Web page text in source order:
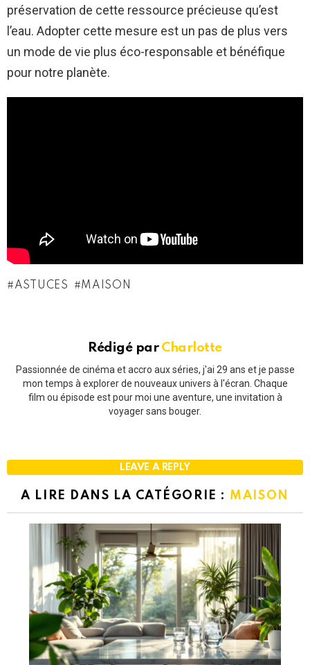
préservation de cette ressource précieuse qu’est
l’eau. Adopter cette mesure est un pas de plus vers
un mode de vie plus éco-responsable et bénéfique
pour notre planète.
ASTUCES MAISON
Rédigé par Charlotte
Passionnée de cinéma et accro aux séries, j'ai 29 ans et je passe
mon temps à explorer de nouveaux univers à l'écran. Chaque
film ou épisode est pour moi une aventure, une invitation à
voyager sans bouger.
LEAVE A REPLY
A LIRE DANS LA CATÉGORIE : MAISON